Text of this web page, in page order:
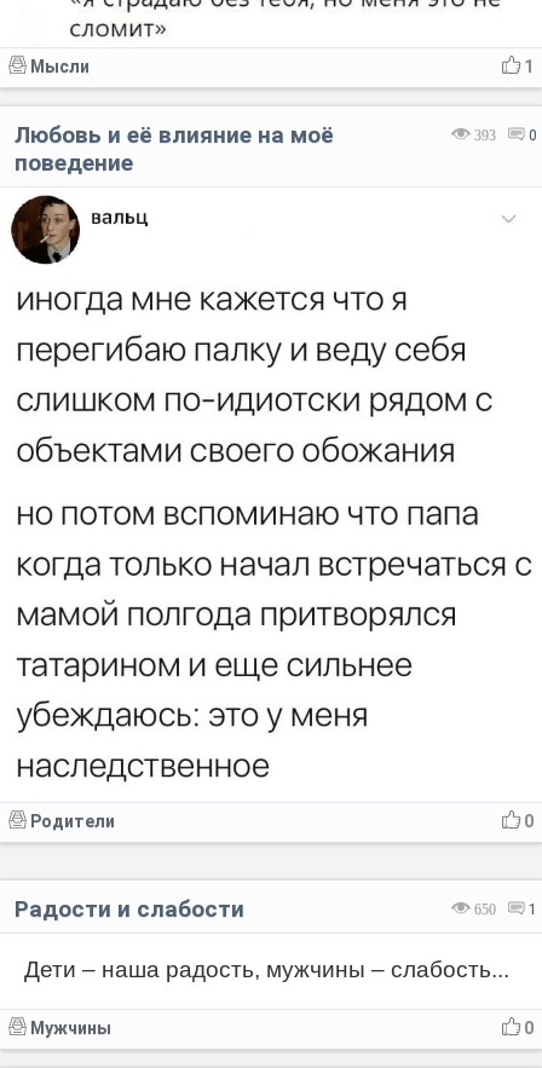
1
Мысли
393 0
Любовь и её влияние на моё
поведение
0
Родители
650 1
Радости и слабости
Дети – наша радость, мужчины – слабость...
0
Мужчины